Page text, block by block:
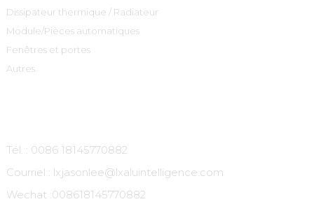
Dissipateur thermique / Radiateur
Module/Pièces automatiques
Fenêtres et portes
Autres
Tél. : 0086 18145770882
Courriel : lxjasonlee@lxaluintelligence.com
Wechat :008618145770882